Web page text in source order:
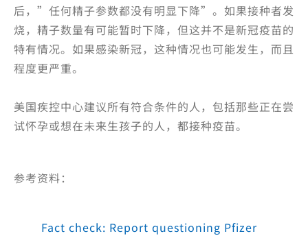
后，”任何精子参数都没有明显下降”。如果接种者发
烧，精子数量有可能暂时下降，但这并不是新冠疫苗的
特有情况。如果感染新冠，这种情况也可能发生，而且
程度更严重。
美国疾控中心建议所有符合条件的人，包括那些正在尝
试怀孕或想在未来生孩子的人，都接种疫苗。
参考资料：
Fact check: Report questioning Pfizer